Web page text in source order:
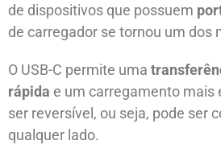
de dispositivos que possuem
de carregador se tornou um dos
O USB-C permite uma
rápida e um carregamento mais
ser reversível, ou seja, pode ser
qualquer lado.